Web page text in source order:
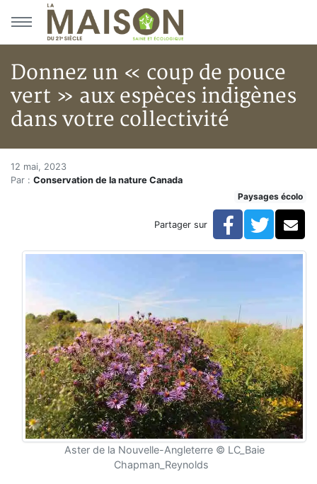
Aller au menu principal
Aller au contenu principal
Donnez un « coup de pouce
vert » aux espèces indigènes
dans votre collectivité
Accueil
Articles
Donnez un « coup de pouce vert » aux espèces
Donnez un « coup de pouce
12 mai, 2023
Par : Conservation de la nature Canada
Paysages écolo
Partager sur Facebook
Aster de la Nouvelle-Angleterre © LC_Baie
Chapman_Reynolds